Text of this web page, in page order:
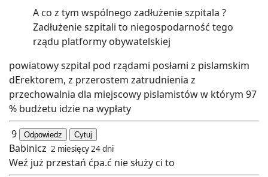
A co z tym wspólnego zadłużenie szpitala ?
Zadłużenie szpitali to niegospodarność tego
rządu platformy obywatelskiej
powiatowy szpital pod rządami posłami z pislamskim
dErektorem, z przerostem zatrudnienia z
przechowalnia dla miejscowy pislamistów w którym 97
% budżetu idzie na wypłaty
9
Odpowiedz Cytuj
Babinicz 2 miesięcy 24 dni
Weź już przestań ćpa.ć nie służy ci to